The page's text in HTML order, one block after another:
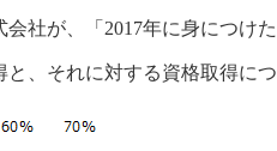
社が、「2017年に身につけ
、それに対する資格取得に